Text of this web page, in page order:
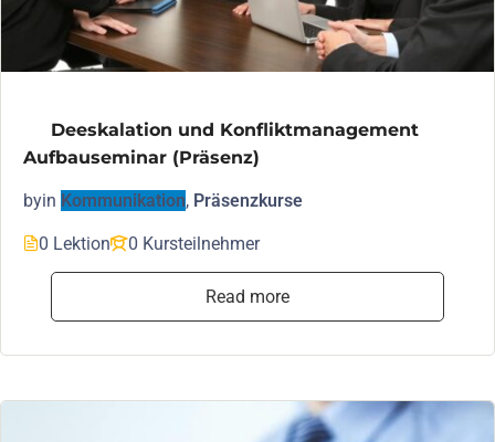
Deeskalation und Konfliktmanagement
Aufbauseminar (Präsenz)
byin Kommunikation, Präsenzkurse
0 Lektion 0 Kursteilnehmer
Read more